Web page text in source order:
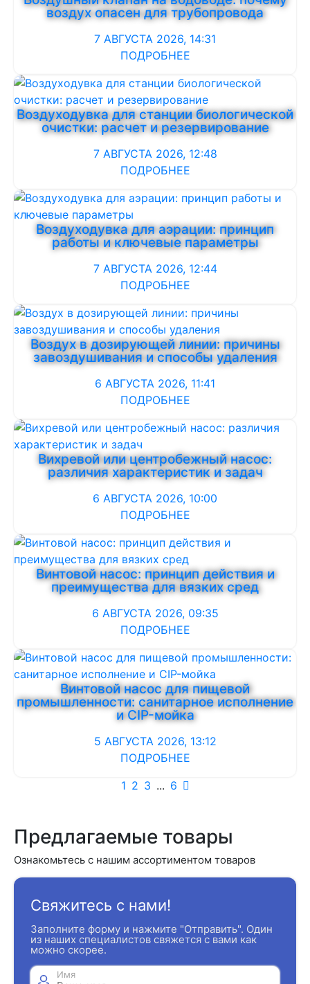
воздух опасен для трубопровода
7 АВГУСТА 2026, 14:31
ПОДРОБНЕЕ
Воздуходувка для станции биологической
очистки: расчет и резервирование
7 АВГУСТА 2026, 12:48
ПОДРОБНЕЕ
Воздуходувка для аэрации: принцип
работы и ключевые параметры
7 АВГУСТА 2026, 12:44
ПОДРОБНЕЕ
Воздух в дозирующей линии: причины
завоздушивания и способы удаления
6 АВГУСТА 2026, 11:41
ПОДРОБНЕЕ
Вихревой или центробежный насос:
различия характеристик и задач
6 АВГУСТА 2026, 10:00
ПОДРОБНЕЕ
Винтовой насос: принцип действия и
преимущества для вязких сред
6 АВГУСТА 2026, 09:35
ПОДРОБНЕЕ
Винтовой насос для пищевой
промышленности: санитарное исполнение
и CIP-мойка
5 АВГУСТА 2026, 13:12
ПОДРОБНЕЕ
1 2 3 ... 6
Предлагаемые товары
Ознакомьтесь с нашим ассортиментом товаров
Свяжитесь с нами!
Заполните форму и нажмите "Отправить". Один
из наших специалистов свяжется с вами как
можно скорее.
Имя